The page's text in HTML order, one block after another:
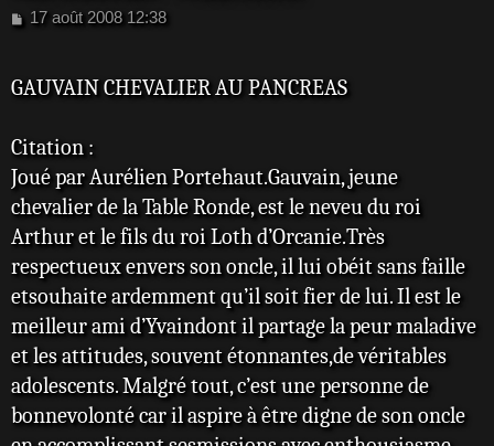
M
s
a
e
17 août 2008 12:38
GAUVAIN CHEVALIER AU PANCREAS
Citation :
Joué par Aurélien Portehaut.Gauvain, jeune
chevalier de la Table Ronde, est le neveu du roi
Arthur et le fils du roi Loth d’Orcanie.Très
respectueux envers son oncle, il lui obéit sans faille
etsouhaite ardemment qu’il soit fier de lui. Il est le
meilleur ami d’Yvaindont il partage la peur maladive
et les attitudes, souvent étonnantes,de véritables
adolescents. Malgré tout, c’est une personne de
bonnevolonté car il aspire à être digne de son oncle